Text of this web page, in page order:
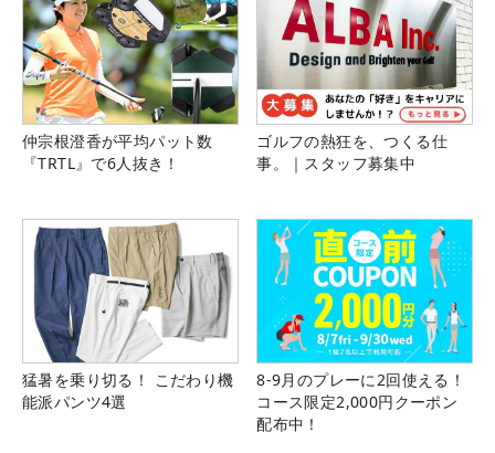
仲宗根澄香が平均パット数
『TRTL』で6人抜き！
ゴルフの熱狂を、つくる仕
事。｜スタッフ募集中
猛暑を乗り切る！ こだわり機
能派パンツ4選
8-9月のプレーに2回使える！
コース限定2,000円クーポン
配布中！